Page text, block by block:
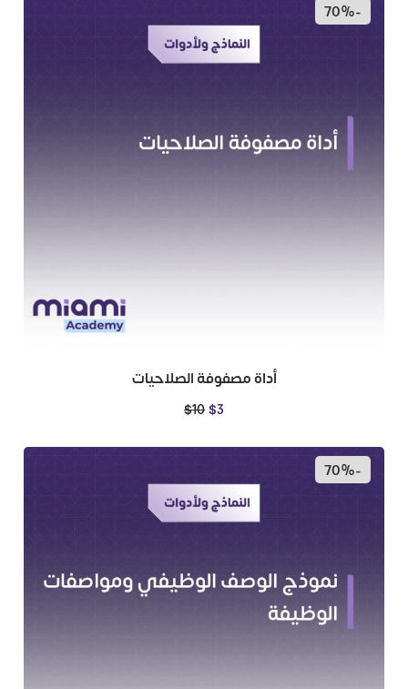
-70%
أداة مصفوفة الصلاحيات
$10$3
-70%